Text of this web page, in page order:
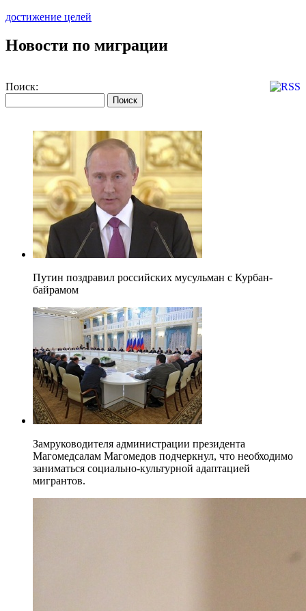
достижение целей
Новости по миграции
Поиск:
Путин поздравил российских мусульман с Курбан-
байрамом
Замруководителя администрации президента
Магомедсалам Магомедов подчеркнул, что необходимо
заниматься социально-культурной адаптацией
мигрантов.